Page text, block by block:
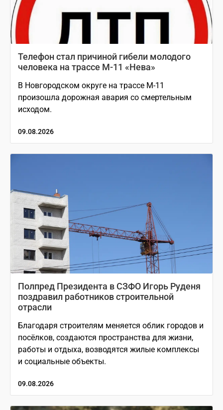
Телефон стал причиной гибели молодого
человека на трассе М-11 «Нева»
В Новгородском округе на трассе М-11
произошла дорожная авария со смертельным
исходом.
09.08.2026
Полпред Президента в СЗФО Игорь Руденя
поздравил работников строительной
отрасли
Благодаря строителям меняется облик городов и
посёлков, создаются пространства для жизни,
работы и отдыха, возводятся жилые комплексы
и социальные объекты.
09.08.2026